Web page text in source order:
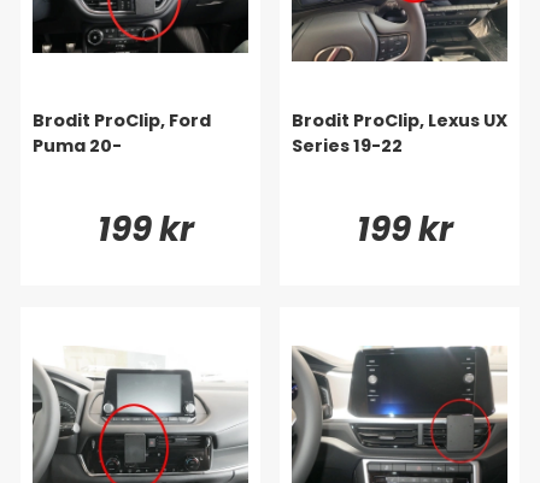
Brodit ProClip, Ford
Puma 20-
199 kr
Brodit ProClip, Lexus UX
Series 19-22
199 kr